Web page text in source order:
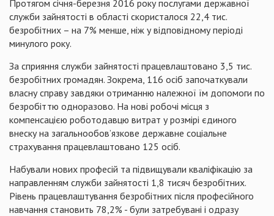
Протягом січня-березня 2016 року послугами державної
служби зайнятості в області скористалося 22,4 тис.
безробітних – на 7% менше, ніж у відповідному періоді
минулого року.
За сприяння служби зайнятості працевлаштовано 3,5 тис.
безробітних громадян. Зокрема, 116 осіб започаткували
власну справу завдяки отриманню належної їм допомоги по
безробіттю одноразово. На нові робочі місця з
компенсацією роботодавцю витрат у розмірі єдиного
внеску на загальнообов’язкове державне соціальне
страхування працевлаштовано 125 осіб.
Набували нових професій та підвищували кваліфікацію за
направленням служби зайнятості 1,8 тисяч безробітних.
Рівень працевлаштування безробітних після професійного
навчання становить 78,2% - були затребувані і одразу